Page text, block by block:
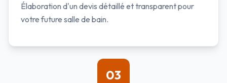
Élaboration d'un devis détaillé et transparent pour
votre future salle de bain.
03